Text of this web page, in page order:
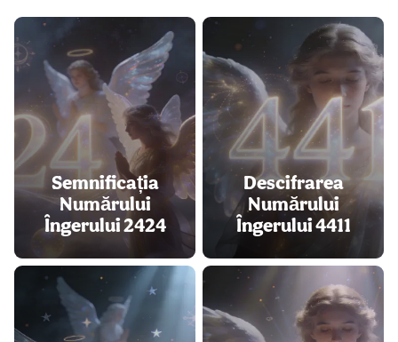
Semnificația
Numărului
Îngerului 2424
Descifrarea
Numărului
Îngerului 4411